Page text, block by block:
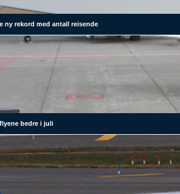
ny rekord med antall reisende
bedre i juli